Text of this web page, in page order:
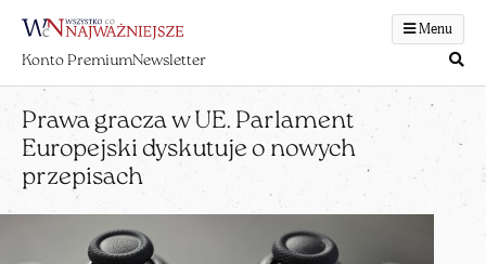
Menu
Konto PremiumNewsletter
Prawa gracza w UE. Parlament
Europejski dyskutuje o nowych
przepisach